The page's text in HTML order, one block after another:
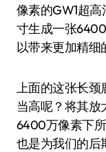
像素的GW1超
寸生成一张
以带来更加精细
上面的这张长颈
当高呢？将其放
6400万像素下
也是为我们的后